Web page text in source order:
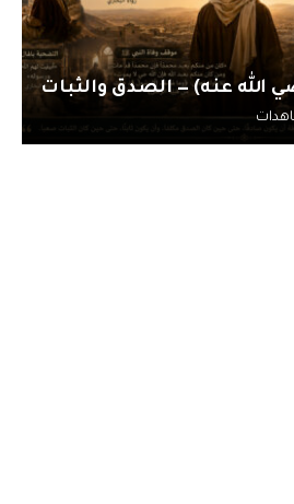
الله عنه) — الصدق والثبات